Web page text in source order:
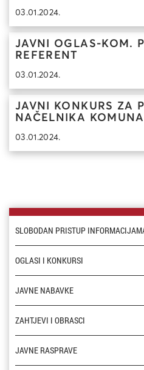
03.01.2024.
JAVNI OGLAS-KOM.
REFERENT
03.01.2024.
JAVNI KONKURS ZA
NAČELNIKA
03.01.2024.
SLOBODAN PRISTUP
OGLASI I KONKURSI
JAVNE NABAVKE
ZAHTJEVI I OBRASCI
JAVNE RASPRAVE